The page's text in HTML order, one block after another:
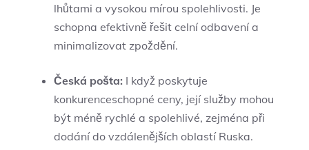
lhůtami a vysokou mírou spolehlivosti. Je
schopna efektivně řešit celní odbavení a
minimalizovat zpoždění.
Česká pošta: I když poskytuje
konkurenceschopné ceny, její služby mohou
být méně rychlé a spolehlivé, zejména při
dodání do vzdálenějších oblastí Ruska.